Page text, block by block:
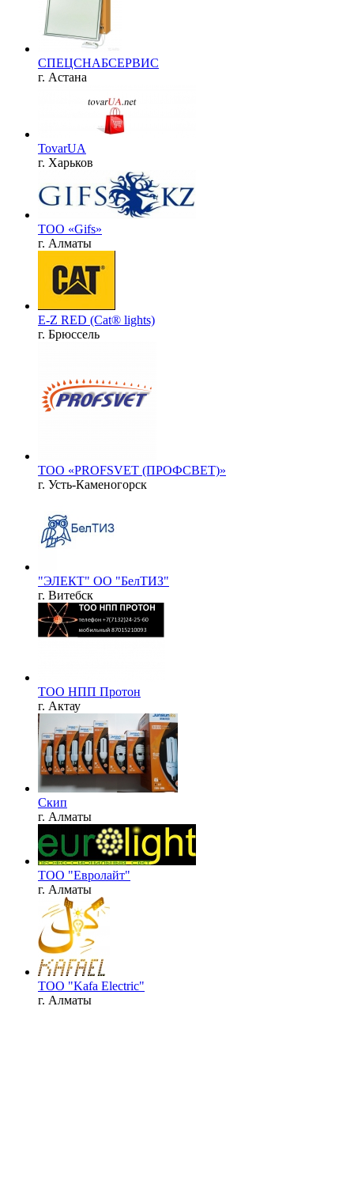
СПЕЦСНАБСЕРВИС
г. Астана
TovarUA
г. Харьков
ТОО «Gifs»
г. Алматы
E-Z RED (Cat® lights)
г. Брюссель
ТОО «PROFSVET (ПРОФСВЕТ)»
г. Усть-Каменогорск
"ЭЛЕКТ" ОО "БелТИЗ"
г. Витебск
ТОО НПП Протон
г. Актау
Скип
г. Алматы
ТОО "Евролайт"
г. Алматы
ТОО "Kafa Electric"
г. Алматы